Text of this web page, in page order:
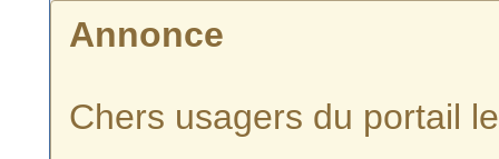
Annonce
Chers usagers du portail